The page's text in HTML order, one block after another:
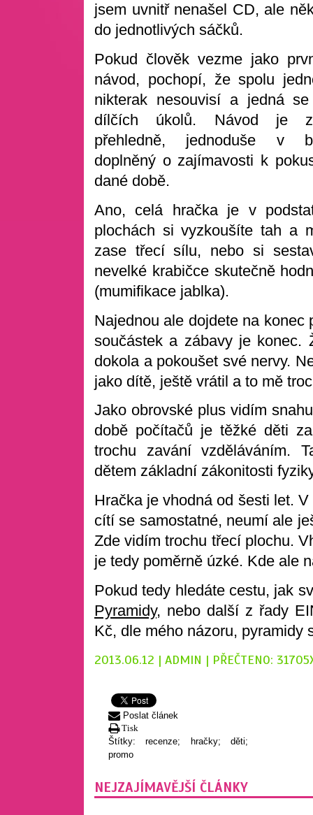
jsem uvnitř nenašel CD, ale
do jednotlivých sáčků.
Pokud člověk vezme jako
návod, pochopí, že spolu
nikterak nesouvisí a jedná
dílčích úkolů. Návod je
přehledně, jednoduše v
doplněný o zajímavosti k
dané době.
Ano, celá hračka je v
plochách si vyzkoušíte tah a
zase třecí sílu, nebo si
nevelké krabičce skutečně
(mumifikace jablka).
Najednou ale dojdete na
součástek a zábavy je konec.
dokola a pokoušet své nervy.
jako dítě, ještě vrátil a to mě
Jako obrovské plus vidím
době počítačů je těžké děti
trochu zavání vzděláváním.
dětem základní zákonitosti
Hračka je vhodná od šesti let.
cítí se samostatné, neumí ale
Zde vidím trochu třecí plochu.
je tedy poměrně úzké. Kde ale
Pokud tedy hledáte cestu, jak
Pyramidy, nebo další z řady
Kč, dle mého názoru, pyramidy
2013.06.12 | ADMIN | PŘEČTENO:
Poslat článek
Tisk
Štítky:recenze; hračky; děti;
promo
NEJZAJÍMAVĚJŠÍ ČLÁNKY